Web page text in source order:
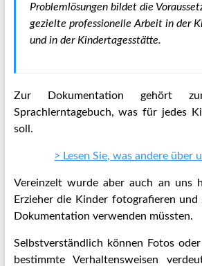
Problemlösun­gen bildet die
gezielte professionelle Arbeit in der
und in der Kindertagesstätte.
Zur Dokumentation gehört
Sprachlerntagebuch, was für jedes
soll.
> Lesen Sie, was andere über
Vereinzelt wurde aber auch an uns
Erzieher die Kinder fotografieren
Dokumentation verwenden müssten.
Selbstverständlich können Fotos
bestimmte Verhaltensweisen